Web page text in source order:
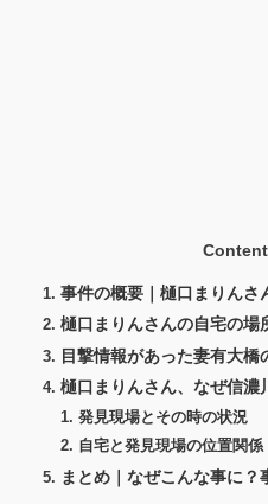
事件の概要｜樋口まりんさ
樋口まりんさんの自宅の場
目撃情報があった妻有大橋
樋口まりんさん、なぜ信濃
発見現場とその時の状況
自宅と発見現場の位置関
まとめ｜なぜこんな事に